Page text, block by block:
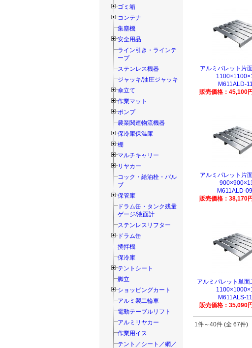
ゴミ箱
コンテナ
集塵機
安全用品
ライン引き・ラインテ
ープ
ステンレス機器
ジャッキ/油圧ジャッキ
傘立て
作業マット
ポンプ
農業関連物流機器
保冷庫保温庫
棚
マルチキャリー
リヤカー
コック・給油栓・バル
ブ
保管庫
ドラム缶・タンク残量
ゲージ/液面計
ステンレスリフター
ドラム缶
攪拌機
保冷庫
テントシート
脚立
ショッピングカート
アルミ製二輪車
電動テーブルリフト
アルミリヤカー
作業用イス
テント／シート／網／
アルミパレット片
M611ALD-
販売価格：45,100
アルミパレット片
M611ALD-
販売価格：38,170
アルミパレット単
M611ALS-
販売価格：35,090
1件～40件 (全 67件)